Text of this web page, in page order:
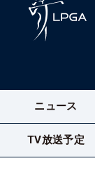
ニュース
TV放送予定